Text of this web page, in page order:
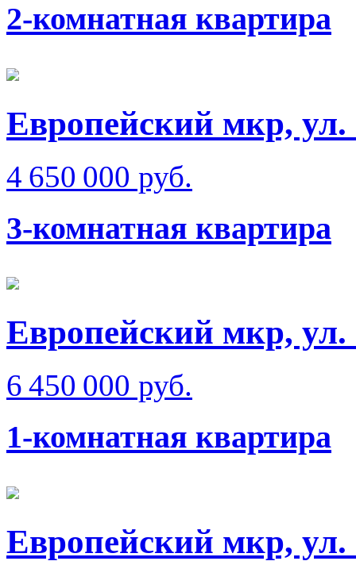
2-комнатная квартира
Европейский мкр, ул.
4 650 000 руб.
3-комнатная квартира
Европейский мкр, ул.
6 450 000 руб.
1-комнатная квартира
Европейский мкр, ул.